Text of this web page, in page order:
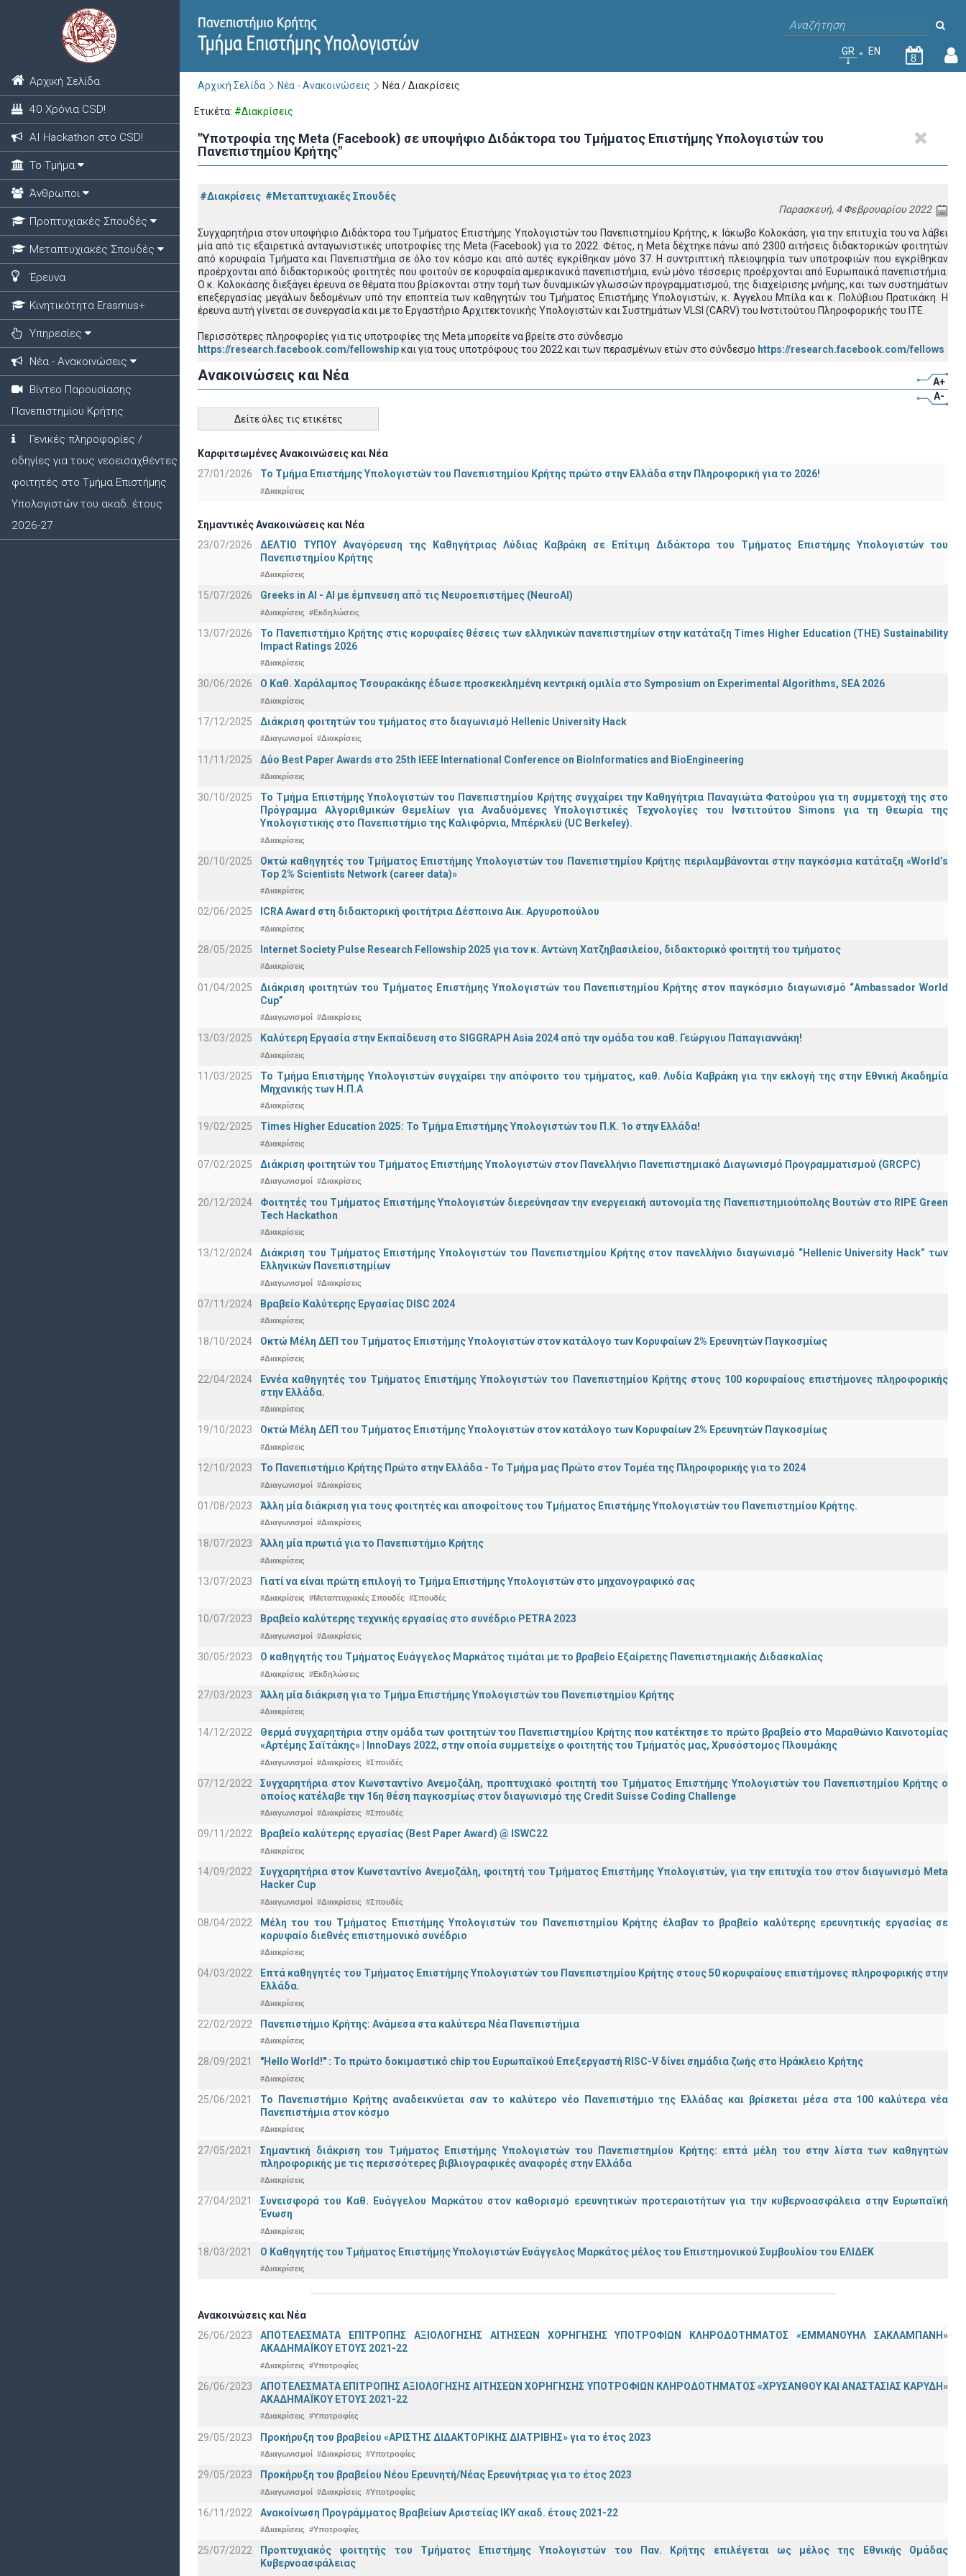
Αρχική Σελίδα
40 Χρόνια CSD!
ΑΙ Hackathon στο CSD!
Το Τμήμα
Άνθρωποι
Προπτυχιακές Σπουδές
Μεταπτυχιακές Σπουδές
Έρευνα
Κινητικότητα Erasmus+
Υπηρεσίες
Νέα - Ανακοινώσεις
Βίντεο Παρουσίασης
Πανεπιστημίου Κρήτης
Γενικές πληροφορίες /
οδηγίες για τους νεοεισαχθέντες
φοιτητές στο Τμήμα Επιστήμης
Υπολογιστών του ακαδ. έτους
2026-27
GR EN
8
Αρχική Σελίδα Νέα - Ανακοινώσεις Νέα / Διακρίσεις
Ετικέτα: #Διακρίσεις
"Υποτροφία της Meta (Facebook) σε υποψήφιο Διδάκτορα του Τμήματος Επιστήμης Υπολογιστών του
Πανεπιστημίου Κρήτης"
#Διακρίσεις #Μεταπτυχιακές Σπουδές
Παρασκευή, 4 Φεβρουαρίου 2022
Συγχαρητήρια στον υποψήφιο Διδάκτορα του Τμήματος Επιστήμης Υπολογιστών του Πανεπιστημίου Κρήτης, κ. Ιάκωβο Κολοκάση, για την επιτυχία του να λάβει
μία από τις εξαιρετικά ανταγωνιστικές υποτροφίες της Meta (Facebook) για το 2022. Φέτος, η Meta δέχτηκε πάνω από 2300 αιτήσεις διδακτορικών φοιτητών
από κορυφαία Τμήματα και Πανεπιστήμια σε όλο τον κόσμο και από αυτές εγκρίθηκαν μόνο 37. Η συντριπτική πλειοψηφία των υποτροφιών που εγκρίθηκαν
προέρχονται από διδακτορικούς φοιτητές που φοιτούν σε κορυφαία αμερικανικά πανεπιστήμια, ενώ μόνο τέσσερις προέρχονται από Ευρωπαϊκά πανεπιστήμια.
Ο κ. Κολοκάσης διεξάγει έρευνα σε θέματα που βρίσκονται στην τομή των δυναμικών γλωσσών προγραμματισμού, της διαχείρισης μνήμης, και των συστημάτων
επεξεργασίας μεγάλων δεδομένων υπό την εποπτεία των καθηγητών του Τμήματος Επιστήμης Υπολογιστών, κ. Άγγελου Μπίλα και κ. Πολύβιου Πρατικάκη. Η
έρευνα αυτή γίνεται σε συνεργασία και με το Εργαστήριο Αρχιτεκτονικής Υπολογιστών και Συστημάτων VLSI (CARV) του Ινστιτούτου Πληροφορικής του ΙΤΕ.
Περισσότερες πληροφορίες για τις υποτροφίες της Meta μπορείτε να βρείτε στο σύνδεσμο
https://research.facebook.com/fellowshipκαι για τους υποτρόφους του 2022 και των περασμένων ετών στο σύνδεσμο https://research.facebook.com/fellows
Ανακοινώσεις και Νέα
A+
A-
Δείτε όλες τις ετικέτες
Καρφιτσωμένες Ανακοινώσεις και Νέα
27/01/2026
Το Τμήμα Επιστήμης Υπολογιστών του Πανεπιστημίου Κρήτης πρώτο στην Ελλάδα στην Πληροφορική για το 2026!
#Διακρίσεις
Σημαντικές Ανακοινώσεις και Νέα
23/07/2026
ΔΕΛΤΙΟ ΤΥΠΟΥ Αναγόρευση της Καθηγήτριας Λύδιας Καβράκη σε Επίτιμη Διδάκτορα του Τμήματος Επιστήμης Υπολογιστών του
Πανεπιστημίου Κρήτης
#Διακρίσεις
15/07/2026 Greeks in AI - ΑΙ με έμπνευση από τις Νευροεπιστήμες (NeuroAI)
#Διακρίσεις #Εκδηλώσεις
13/07/2026
Το Πανεπιστήμιο Κρήτης στις κορυφαίες θέσεις των ελληνικών πανεπιστημίων στην κατάταξη Times Higher Education (ΤΗΕ) Sustainability
Impact Ratings 2026
#Διακρίσεις
30/06/2026 Ο Καθ. Χαράλαμπος Τσουρακάκης έδωσε προσκεκλημένη κεντρική ομιλία στο Symposium on Experimental Algorithms, SEA 2026
#Διακρίσεις
17/12/2025 Διάκριση φοιτητών του τμήματος στο διαγωνισμό Hellenic University Hack
#Διαγωνισμοί #Διακρίσεις
11/11/2025 Δύο Best Paper Awards στο 25th IEEE International Conference on BioInformatics and BioEngineering
#Διακρίσεις
30/10/2025
Το Τμήμα Επιστήμης Υπολογιστών του Πανεπιστημίου Κρήτης συγχαίρει την Καθηγήτρια Παναγιώτα Φατούρου για τη συμμετοχή της στο
Πρόγραμμα Αλγοριθμικών Θεμελίων για Αναδυόμενες Υπολογιστικές Τεχνολογίες του Ινστιτούτου Simons για τη Θεωρία της
Υπολογιστικής στο Πανεπιστήμιο της Καλιφόρνια, Μπέρκλεϋ (UC Berkeley).
#Διακρίσεις
20/10/2025
Οκτώ καθηγητές του Τμήματος Επιστήμης Υπολογιστών του Πανεπιστημίου Κρήτης περιλαμβάνονται στην παγκόσμια κατάταξη «World’s
Top 2% Scientists Network (career data)»
#Διακρίσεις
02/06/2025 ICRA Award στη διδακτορική φοιτήτρια Δέσποινα Αικ. Αργυροπούλου
#Διακρίσεις
28/05/2025 Internet Society Pulse Research Fellowship 2025 για τον κ. Αντώνη Χατζηβασιλείου, διδακτορικό φοιτητή του τμήματος
#Διακρίσεις
01/04/2025
Διάκριση φοιτητών του Τμήματος Επιστήμης Υπολογιστών του Πανεπιστημίου Κρήτης στον παγκόσμιο διαγωνισμό “Ambassador World
Cup”
#Διαγωνισμοί #Διακρίσεις
13/03/2025 Καλύτερη Εργασία στην Εκπαίδευση στο SIGGRAPH Asia 2024 από την ομάδα του καθ. Γεώργιου Παπαγιαννάκη!
#Διακρίσεις
11/03/2025
Το Τμήμα Επιστήμης Υπολογιστών συγχαίρει την απόφοιτο του τμήματος, καθ. Λυδία Καβράκη για την εκλογή της στην Εθνική Ακαδημία
Μηχανικής των Η.Π.Α
#Διακρίσεις
19/02/2025 Times Higher Education 2025: Το Τμήμα Επιστήμης Υπολογιστών του Π.Κ. 1ο στην Ελλάδα!
#Διακρίσεις
07/02/2025 Διάκριση φοιτητών του Τμήματος Επιστήμης Υπολογιστών στον Πανελλήνιο Πανεπιστημιακό Διαγωνισμό Προγραμματισμού (GRCPC)
#Διαγωνισμοί #Διακρίσεις
20/12/2024
Φοιτητές του Τμήματος Επιστήμης Υπολογιστών διερεύνησαν την ενεργειακή αυτονομία της Πανεπιστημιούπολης Βουτών στο RIPE Green
Tech Hackathon
#Διακρίσεις
13/12/2024
Διάκριση του Τμήματος Επιστήμης Υπολογιστών του Πανεπιστημίου Κρήτης στον πανελλήνιο διαγωνισμό “Hellenic University Hack” των
Ελληνικών Πανεπιστημίων
#Διαγωνισμοί #Διακρίσεις
07/11/2024 Βραβείο Καλύτερης Εργασίας DISC 2024
#Διακρίσεις
18/10/2024 Οκτώ Μέλη ΔΕΠ του Τμήματος Επιστήμης Υπολογιστών στον κατάλογο των Κορυφαίων 2% Ερευνητών Παγκοσμίως
#Διακρίσεις
22/04/2024
Εννέα καθηγητές του Τμήματος Επιστήμης Υπολογιστών του Πανεπιστημίου Κρήτης στους 100 κορυφαίους επιστήμονες πληροφορικής
στην Ελλάδα.
#Διακρίσεις
19/10/2023 Οκτώ Μέλη ΔΕΠ του Τμήματος Επιστήμης Υπολογιστών στον κατάλογο των Κορυφαίων 2% Ερευνητών Παγκοσμίως
#Διακρίσεις
12/10/2023 Το Πανεπιστήμιο Κρήτης Πρώτο στην Ελλάδα - Το Τμήμα μας Πρώτο στον Τομέα της Πληροφορικής για το 2024
#Διαγωνισμοί #Διακρίσεις
01/08/2023 Άλλη μία διάκριση για τους φοιτητές και αποφοίτους του Τμήματος Επιστήμης Υπολογιστών του Πανεπιστημίου Κρήτης.
#Διαγωνισμοί #Διακρίσεις
18/07/2023 Άλλη μία πρωτιά για το Πανεπιστήμιο Κρήτης
#Διακρίσεις
13/07/2023 Γιατί να είναι πρώτη επιλογή το Τμήμα Επιστήμης Υπολογιστών στο μηχανογραφικό σας
#Διακρίσεις #Μεταπτυχιακές Σπουδές #Σπουδές
10/07/2023 Βραβείο καλύτερης τεχνικής εργασίας στο συνέδριο PETRA 2023
#Διαγωνισμοί #Διακρίσεις
30/05/2023 Ο καθηγητής του Τμήματος Ευάγγελος Μαρκάτος τιμάται με το βραβείο Εξαίρετης Πανεπιστημιακής Διδασκαλίας
#Διακρίσεις #Εκδηλώσεις
27/03/2023 Άλλη μία διάκριση για το Τμήμα Επιστήμης Υπολογιστών του Πανεπιστημίου Κρήτης
#Διακρίσεις
14/12/2022
Θερμά συγχαρητήρια στην ομάδα των φοιτητών του Πανεπιστημίου Κρήτης που κατέκτησε το πρώτο βραβείο στο Μαραθώνιο Καινοτομίας
«Αρτέμης Σαϊτάκης» | InnoDays 2022, στην οποία συμμετείχε ο φοιτητής του Τμήματός μας, Χρυσόστομος Πλουμάκης
#Διαγωνισμοί #Διακρίσεις #Σπουδές
07/12/2022
Συγχαρητήρια στον Κωνσταντίνο Ανεμοζάλη, προπτυχιακό φοιτητή του Τμήματος Επιστήμης Υπολογιστών του Πανεπιστημίου Κρήτης ο
οποίος κατέλαβε την 16η θέση παγκοσμίως στον διαγωνισμό της Credit Suisse Coding Challenge
#Διαγωνισμοί #Διακρίσεις #Σπουδές
09/11/2022 Βραβείο καλύτερης εργασίας (Best Paper Award) @ ISWC22
#Διακρίσεις
14/09/2022
Συγχαρητήρια στον Κωνσταντίνο Ανεμοζάλη, φοιτητή του Τμήματος Επιστήμης Υπολογιστών, για την επιτυχία του στον διαγωνισμό Meta
Hacker Cup
#Διαγωνισμοί #Διακρίσεις #Σπουδές
08/04/2022
Μέλη του του Τμήματος Επιστήμης Υπολογιστών του Πανεπιστημίου Κρήτης έλαβαν το βραβείο καλύτερης ερευνητικής εργασίας σε
κορυφαίο διεθνές επιστημονικό συνέδριο
#Διακρίσεις
04/03/2022
Επτά καθηγητές του Τμήματος Επιστήμης Υπολογιστών του Πανεπιστημίου Κρήτης στους 50 κορυφαίους επιστήμονες πληροφορικής στην
Ελλάδα.
#Διακρίσεις
22/02/2022 Πανεπιστήμιο Κρήτης: Ανάμεσα στα καλύτερα Νέα Πανεπιστήμια
#Διακρίσεις
28/09/2021 "Hello World!" : Το πρώτο δοκιμαστικό chip του Ευρωπαϊκού Επεξεργαστή RISC-V δίνει σημάδια ζωής στο Ηράκλειο Κρήτης
#Διακρίσεις
25/06/2021
Το Πανεπιστήμιο Κρήτης αναδεικνύεται σαν το καλύτερο νέο Πανεπιστήμιο της Ελλάδας και βρίσκεται μέσα στα 100 καλύτερα νέα
Πανεπιστήμια στον κόσμο
#Διακρίσεις
27/05/2021
Σημαντική διάκριση του Τμήματος Επιστήμης Υπολογιστών του Πανεπιστημίου Κρήτης: επτά μέλη του στην λίστα των καθηγητών
πληροφορικής με τις περισσότερες βιβλιογραφικές αναφορές στην Ελλάδα
#Διακρίσεις
27/04/2021
Συνεισφορά του Καθ. Ευάγγελου Μαρκάτου στον καθορισμό ερευνητικών προτεραιοτήτων για την κυβερνοασφάλεια στην Ευρωπαϊκή
Ένωση
#Διακρίσεις
18/03/2021 Ο Καθηγητής του Τμήματος Επιστήμης Υπολογιστών Ευάγγελος Μαρκάτος μέλος του Επιστημονικού Συμβουλίου του ΕΛΙΔΕΚ
#Διακρίσεις
Ανακοινώσεις και Νέα
26/06/2023
ΑΠΟΤΕΛΕΣΜΑΤΑ ΕΠΙΤΡΟΠΗΣ ΑΞΙΟΛΟΓΗΣΗΣ ΑΙΤΗΣΕΩΝ ΧΟΡΗΓΗΣΗΣ ΥΠΟΤΡΟΦΙΩΝ ΚΛΗΡΟΔΟΤΗΜΑΤΟΣ «ΕΜΜΑΝΟΥΗΛ ΣΑΚΛΑΜΠΑΝΗ»
ΑΚΑΔΗΜΑΪΚΟΥ ΕΤΟΥΣ 2021-22
#Διακρίσεις #Υποτροφίες
26/06/2023
ΑΠΟΤΕΛΕΣΜΑΤΑ ΕΠΙΤΡΟΠΗΣ ΑΞΙΟΛΟΓΗΣΗΣ ΑΙΤΗΣΕΩΝ ΧΟΡΗΓΗΣΗΣ ΥΠΟΤΡΟΦΙΩΝ ΚΛΗΡΟΔΟΤΗΜΑΤΟΣ «ΧΡΥΣΑΝΘΟΥ ΚΑΙ ΑΝΑΣΤΑΣΙΑΣ ΚΑΡΥΔΗ»
ΑΚΑΔΗΜΑΪΚΟΥ ΕΤΟΥΣ 2021-22
#Διακρίσεις #Υποτροφίες
29/05/2023 Προκήρυξη του βραβείου «ΑΡΙΣΤΗΣ ΔΙΔΑΚΤΟΡΙΚΗΣ ΔΙΑΤΡΙΒΗΣ» για το έτος 2023
#Διαγωνισμοί #Διακρίσεις #Υποτροφίες
29/05/2023 Προκήρυξη του βραβείου Νέου Ερευνητή/Νέας Ερευνήτριας για το έτος 2023
#Διαγωνισμοί #Διακρίσεις #Υποτροφίες
16/11/2022 Ανακοίνωση Προγράμματος Βραβείων Αριστείας ΙΚΥ ακαδ. έτους 2021-22
#Διακρίσεις #Υποτροφίες
25/07/2022
Προπτυχιακός φοιτητής του Τμήματος Επιστήμης Υπολογιστών του Παν. Κρήτης επιλέγεται ως μέλος της Εθνικής Ομάδας
Κυβερνοασφάλειας